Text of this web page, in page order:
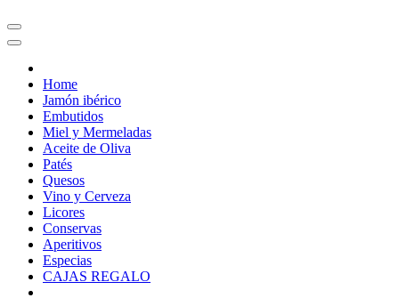
Home
Jamón ibérico
Embutidos
Miel y Mermeladas
Aceite de Oliva
Patés
Quesos
Vino y Cerveza
Licores
Conservas
Aperitivos
Especias
CAJAS REGALO